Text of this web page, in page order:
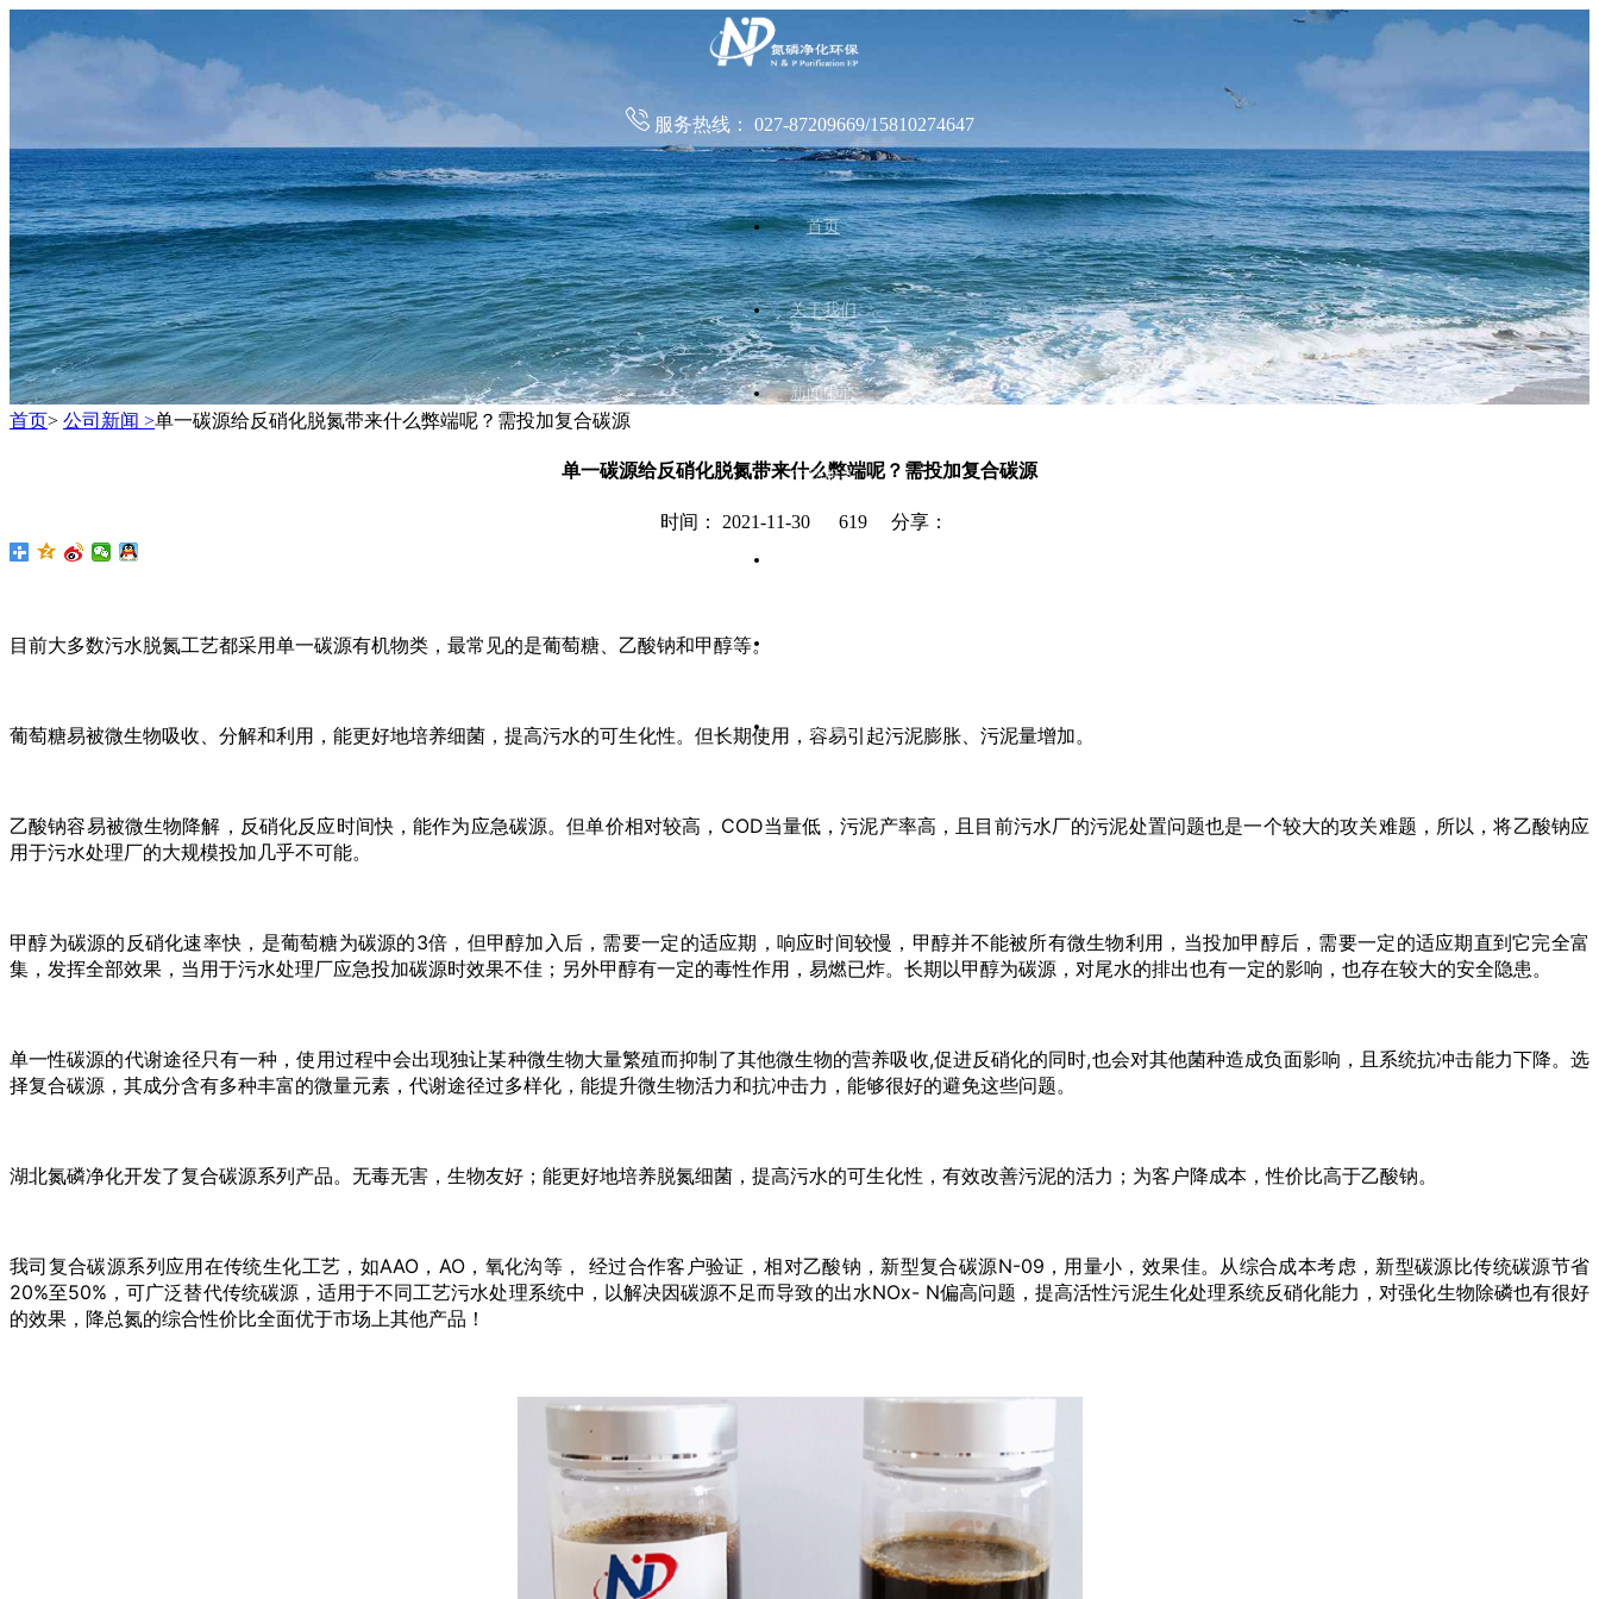
服务热线： 027-87209669/15810274647
首页
关于我们
新闻中心
产品服务
联系我们
首页> 公司新闻 >单一碳源给反硝化脱氮带来什么弊端呢？需投加复合碳源
单一碳源给反硝化脱氮带来什么弊端呢？需投加复合碳源
时间： 2021-11-30 619 分享：
目前大多数污水脱氮工艺都采用单一碳源有机物类，最常见的是葡萄糖、乙酸钠和甲醇等。
葡萄糖易被微生物吸收、分解和利用，能更好地培养细菌，提高污水的可生化性。但长期使用，容易引起污泥膨胀、污泥量增加。
乙酸钠容易被微生物降解，反硝化反应时间快，能作为应急碳源。但单价相对较高，COD当量低，污泥产率高，且目前污水厂的污泥处置问题也是一个较大的攻关难题，所以，将乙酸钠应
用于污水处理厂的大规模投加几乎不可能。
甲醇为碳源的反硝化速率快，是葡萄糖为碳源的3倍，但甲醇加入后，需要一定的适应期，响应时间较慢，甲醇并不能被所有微生物利用，当投加甲醇后，需要一定的适应期直到它完全富
集，发挥全部效果，当用于污水处理厂应急投加碳源时效果不佳；另外甲醇有一定的毒性作用，易燃已炸。长期以甲醇为碳源，对尾水的排出也有一定的影响，也存在较大的安全隐患。
单一性碳源的代谢途径只有一种，使用过程中会出现独让某种微生物大量繁殖而抑制了其他微生物的营养吸收,促进反硝化的同时,也会对其他菌种造成负面影响，且系统抗冲击能力下降。选
择复合碳源，其成分含有多种丰富的微量元素，代谢途径过多样化，能提升微生物活力和抗冲击力，能够很好的避免这些问题。
湖北氮磷净化开发了复合碳源系列产品。无毒无害，生物友好；能更好地培养脱氮细菌，提高污水的可生化性，有效改善污泥的活力；为客户降成本，性价比高于乙酸钠。
我司复合碳源系列应用在传统生化工艺，如AAO，AO，氧化沟等， 经过合作客户验证，相对乙酸钠，新型复合碳源N-09，用量小，效果佳。从综合成本考虑，新型碳源比传统碳源节省
20%至50%，可广泛替代传统碳源，适用于不同工艺污水处理系统中，以解决因碳源不足而导致的出水NOx- N偏高问题，提高活性污泥生化处理系统反硝化能力，对强化生物除磷也有很好
的效果，降总氮的综合性价比全面优于市场上其他产品！